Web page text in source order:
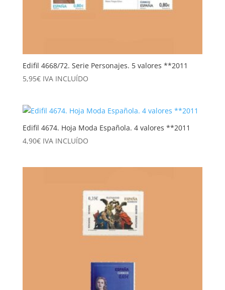
Edifil 4668/72. Serie Personajes. 5 valores **2011
5,95€ IVA INCLUÍDO
Edifil 4674. Hoja Moda Española. 4 valores **2011
4,90€ IVA INCLUÍDO